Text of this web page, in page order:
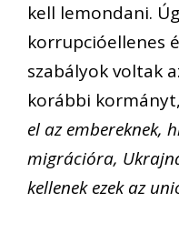
kell lemondani.
korrupcióellenes
szabályok voltak
korábbi
el az embereknek,
migrációra,
kellenek ezek az